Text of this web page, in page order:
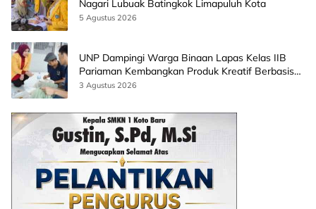
Nagari Lubuak Batingkok Limapuluh Kota
5 Agustus 2026
UNP Dampingi Warga Binaan Lapas Kelas IIB
Pariaman Kembangkan Produk Kreatif Berbasis
AI
3 Agustus 2026